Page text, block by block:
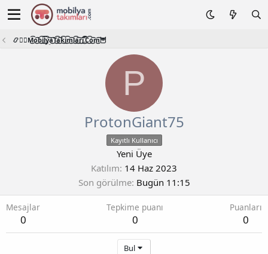
📿🧙‍♂️M͜͡o͜͡b͜͡i͜͡l͜͡y͜͡a͜͡T͜͡a͜͡k͜͡i͜͡m͜͡l͜͡a͜͡r͜͡i͜͡.͜͡C͜͡o͜͡m͜͡🦉
P
ProtonGiant75
Kayıtlı Kullanıcı
Yeni Üye
Katılım 14 Haz 2023
Son görülme Bugün 11:15
Mesajlar
0
Tepkime puanı
0
Puanları
0
Bul